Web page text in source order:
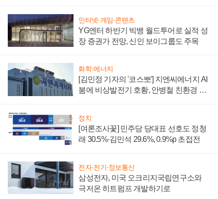
인터넷·게임·콘텐츠
YG엔터 하반기 빅뱅 월드투어로 실적 성
장 증권가 전망, 신인 보이그룹도 주목
화학·에너지
[김민정 기자의 '코스뽀'] 지엔씨에너지 AI
붐에 비상발전기 호황, 안병철 친환경 에
정치
[여론조사꽃] 민주당 당대표 선호도 정청
래 30.5%·김민석 29.6%, 0.9%p 초접전
전자·전기·정보통신
삼성전자, 미국 오크리지국립연구소와
극저온 히트펌프 개발하기로